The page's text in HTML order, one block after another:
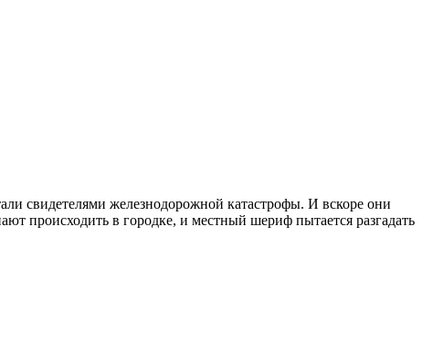
свидетелями железнодорожной катастрофы. И вскоре они
происходить в городке, и местный шериф пытается разгадать